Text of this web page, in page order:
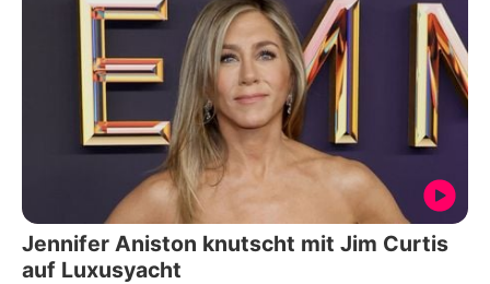
Jennifer Aniston knutscht mit Jim Curtis
auf Luxusyacht